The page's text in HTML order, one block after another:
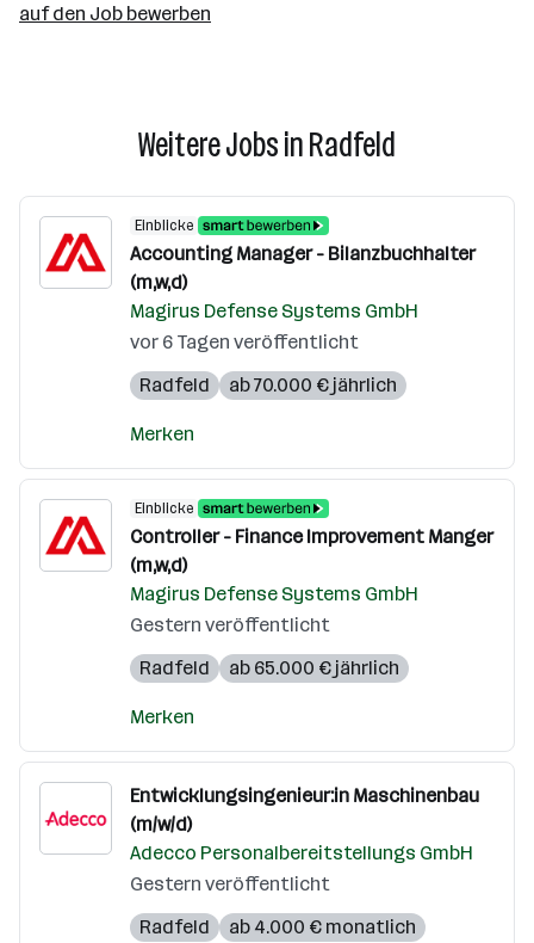
auf den Job bewerben
Weitere Jobs in Radfeld
Einblicke
Accounting Manager - Bilanzbuchhalter
(m,w,d)
Magirus Defense Systems GmbH
vor 6 Tagen veröffentlicht
Radfeld
ab 70.000 € jährlich
Merken
Einblicke
Controller - Finance Improvement Manger
(m,w,d)
Magirus Defense Systems GmbH
Gestern veröffentlicht
Radfeld
ab 65.000 € jährlich
Merken
Entwicklungsingenieur:in Maschinenbau
(m/w/d)
Adecco Personalbereitstellungs GmbH
Gestern veröffentlicht
Radfeld
ab 4.000 € monatlich